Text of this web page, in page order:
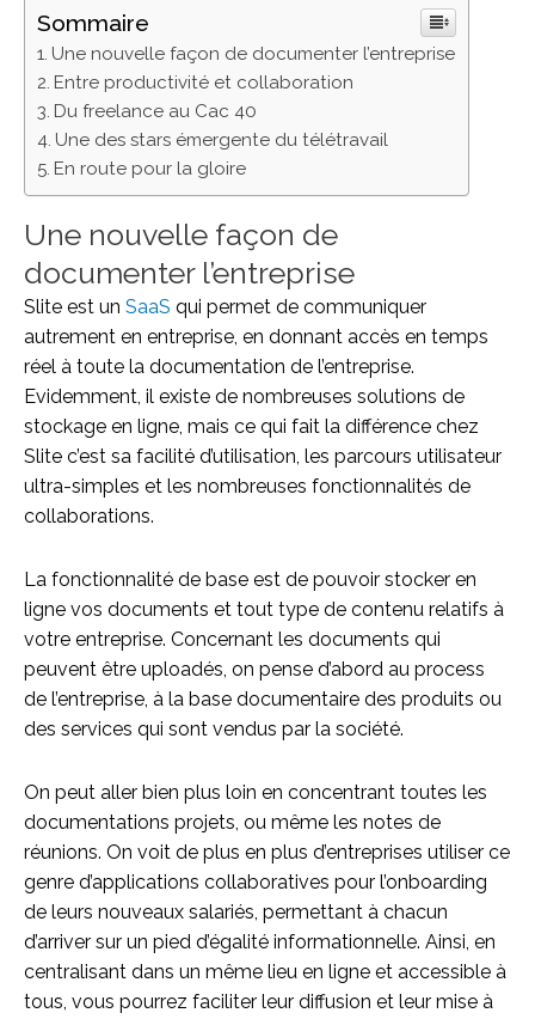
Sommaire
Une nouvelle façon de documenter l’entreprise
Entre productivité et collaboration
Du freelance au Cac 40
Une des stars émergente du télétravail
En route pour la gloire
Une nouvelle façon de
documenter l’entreprise
Slite est un SaaS qui permet de communiquer
autrement en entreprise, en donnant accès en temps
réel à toute la documentation de l’entreprise.
Evidemment, il existe de nombreuses solutions de
stockage en ligne, mais ce qui fait la différence chez
Slite c’est sa facilité d’utilisation, les parcours utilisateur
ultra-simples et les nombreuses fonctionnalités de
collaborations.
La fonctionnalité de base est de pouvoir stocker en
ligne vos documents et tout type de contenu relatifs à
votre entreprise. Concernant les documents qui
peuvent être uploadés, on pense d’abord au process
de l’entreprise, à la base documentaire des produits ou
des services qui sont vendus par la société.
On peut aller bien plus loin en concentrant toutes les
documentations projets, ou même les notes de
réunions. On voit de plus en plus d’entreprises utiliser ce
genre d’applications collaboratives pour l’onboarding
de leurs nouveaux salariés, permettant à chacun
d’arriver sur un pied d’égalité informationnelle. Ainsi, en
centralisant dans un même lieu en ligne et accessible à
tous, vous pourrez faciliter leur diffusion et leur mise à